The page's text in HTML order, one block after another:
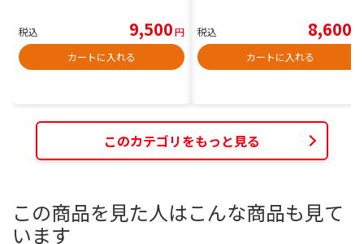
税込 9,500円
カートに入れる
税込 8,600
カートに入れる
このカテゴリをもっと見る
この商品を見た人はこんな商品も見て
います